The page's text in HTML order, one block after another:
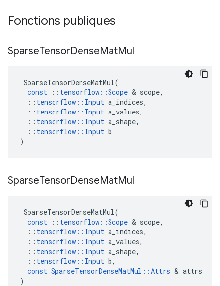
Fonctions publiques
SparseTensorDenseMatMul
SparseTensorDenseMatMul(
const
:: tensorflow ::Scope & scope,
:: tensorflow :: Input a_indices,
:: tensorflow :: Input a_values,
:: tensorflow :: Input a_shape,
:: tensorflow :: Input b
)
SparseTensorDenseMatMul
SparseTensorDenseMatMul(
const
:: tensorflow ::Scope & scope,
:: tensorflow :: Input a_indices,
:: tensorflow :: Input a_values,
:: tensorflow :: Input a_shape,
:: tensorflow :: Input b,
const SparseTensorDenseMatMul ::Attrs & attrs
)